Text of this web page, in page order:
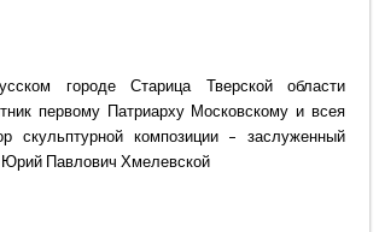
городе Старица Тверской области
первому Патриарху Московскому и всея
скульптурной композиции – заслуженный
Павлович Хмелевской